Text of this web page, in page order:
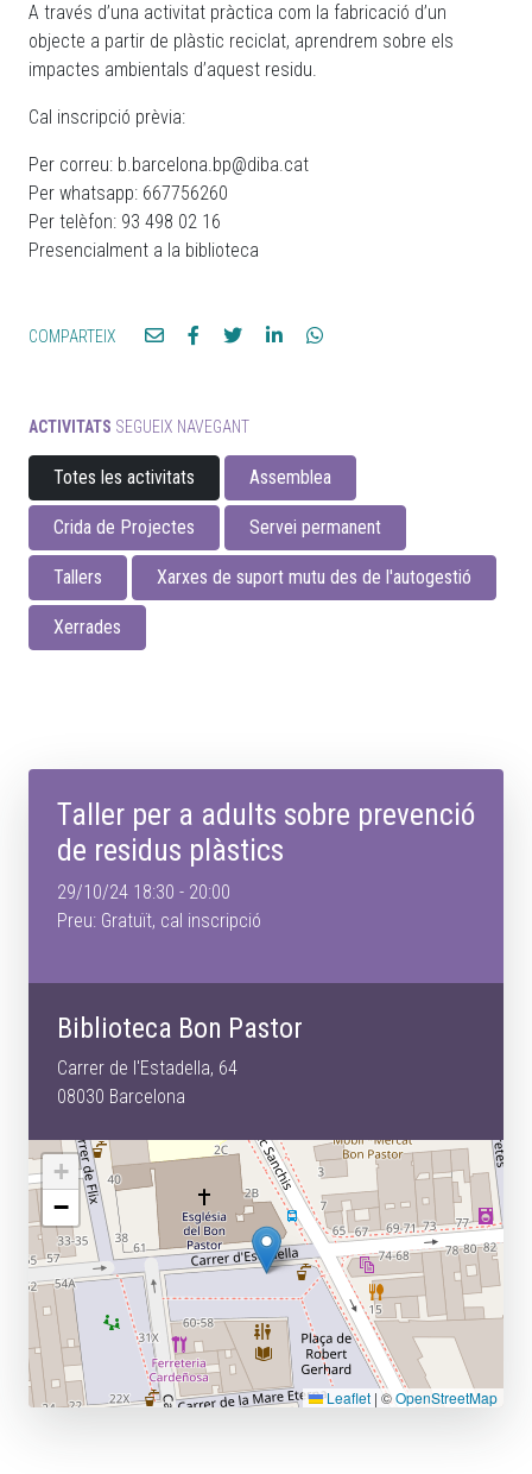
A través d’una activitat pràctica com la fabricació d’un
objecte a partir de plàstic reciclat, aprendrem sobre els
impactes ambientals d’aquest residu.
Cal inscripció prèvia:
Per correu: b.barcelona.bp@diba.cat
Per whatsapp: 667756260
Per telèfon: 93 498 02 16
Presencialment a la biblioteca
COMPARTEIX
ACTIVITATS SEGUEIX NAVEGANT
Totes les activitats Assemblea
Crida de Projectes Servei permanent
Tallers Xarxes de suport mutu des de l'autogestió
Xerrades
Taller per a adults sobre prevenció
de residus plàstics
29/10/24 18:30 - 20:00
Preu: Gratuït, cal inscripció
Biblioteca Bon Pastor
Carrer de l'Estadella, 64
08030 Barcelona
+
−
Leaflet | ©OpenStreetMap